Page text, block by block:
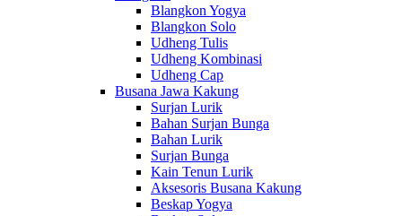
Blangkon Yogya
Blangkon Solo
Udheng Tulis
Udheng Kombinasi
Udheng Cap
Busana Jawa Kakung
Surjan Lurik
Bahan Surjan Bunga
Bahan Lurik
Surjan Bunga
Kain Tenun Lurik
Aksesoris Busana Kakung
Beskap Yogya